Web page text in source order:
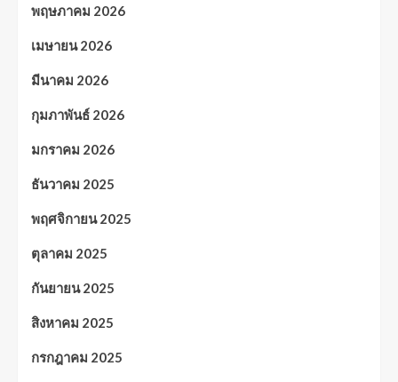
พฤษภาคม 2026
เมษายน 2026
มีนาคม 2026
กุมภาพันธ์ 2026
มกราคม 2026
ธันวาคม 2025
พฤศจิกายน 2025
ตุลาคม 2025
กันยายน 2025
สิงหาคม 2025
กรกฎาคม 2025